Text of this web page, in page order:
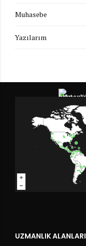
Muhasebe
Yazılarım
UZMANLIK ALANLARI